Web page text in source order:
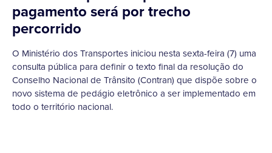
pagamento será por trecho
percorrido
O Ministério dos Transportes iniciou nesta sexta-feira (7) uma
consulta pública para definir o texto final da resolução do
Conselho Nacional de Trânsito (Contran) que dispõe sobre o
novo sistema de pedágio eletrônico a ser implementado em
todo o território nacional.